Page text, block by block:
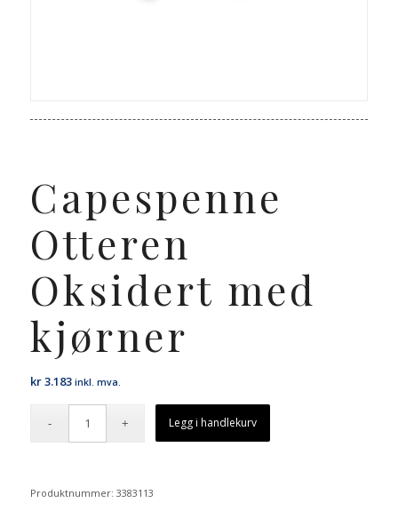
Capespenne
Otteren
Oksidert med
kjørner
kr3.183 inkl. mva.
Legg i handlekurv
Produktnummer: 3383113